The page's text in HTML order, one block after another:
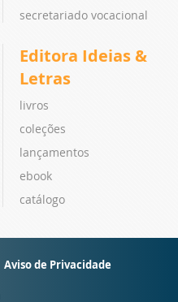
secretariado vocacional
Editora Ideias &
Letras
livros
coleções
lançamentos
ebook
catálogo
Aviso de Privacidade